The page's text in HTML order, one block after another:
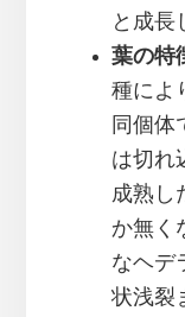
と成長
葉の特
種によ
同個体
は切れ
成熟し
か無く
なヘデ
状浅裂